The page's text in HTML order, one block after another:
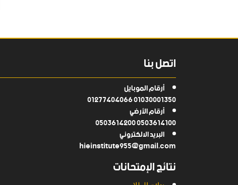
اتصل بنا
أرقام الموبايل
01030001350 01277404066
أرقام الأرضي
0503614100 0503614200
البريد الالكتروني
hieinstitute955@gmail.com
نتائج الإمتحانات